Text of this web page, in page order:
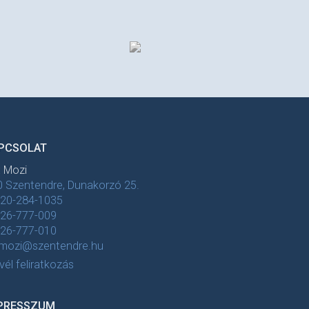
Mozi
Szentendre, Dunakorzó 25.
284-1035
777-009
777-010
feliratkozás